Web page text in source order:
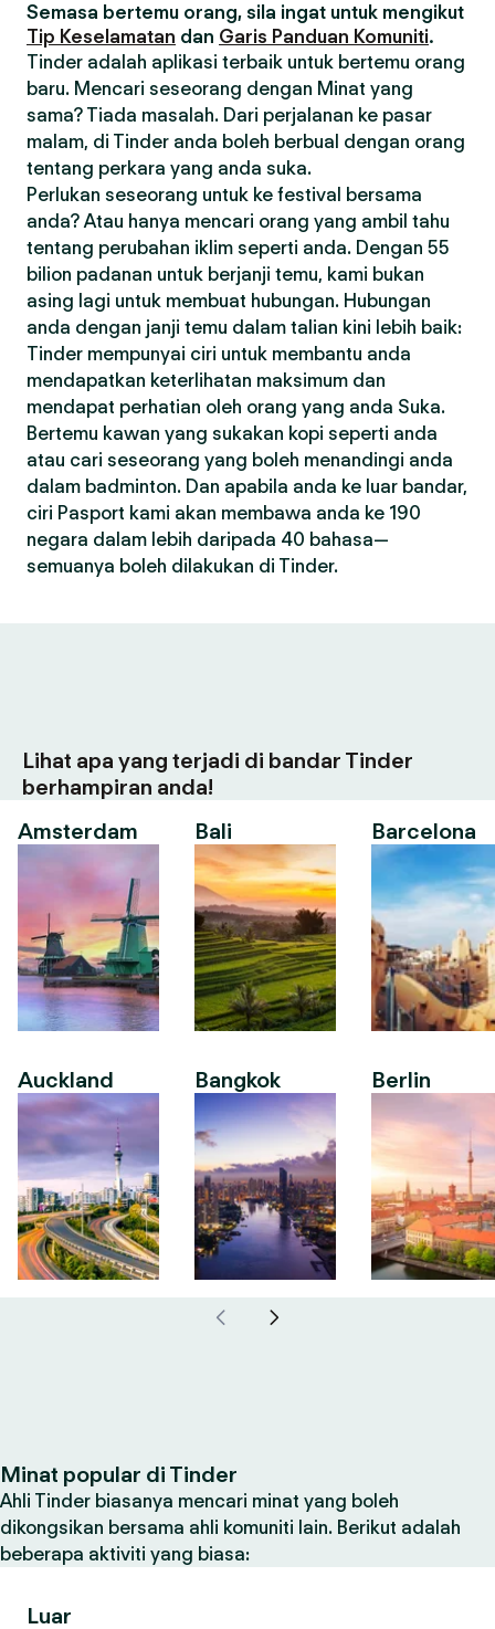
Semasa bertemu orang, sila ingat untuk mengikut
Tip Keselamatan dan Garis Panduan Komuniti.
Tinder adalah aplikasi terbaik untuk bertemu orang
baru. Mencari seseorang dengan Minat yang
sama? Tiada masalah. Dari perjalanan ke pasar
malam, di Tinder anda boleh berbual dengan orang
tentang perkara yang anda suka.
Perlukan seseorang untuk ke festival bersama
anda? Atau hanya mencari orang yang ambil tahu
tentang perubahan iklim seperti anda. Dengan 55
bilion padanan untuk berjanji temu, kami bukan
asing lagi untuk membuat hubungan. Hubungan
anda dengan janji temu dalam talian kini lebih baik:
Tinder mempunyai ciri untuk membantu anda
mendapatkan keterlihatan maksimum dan
mendapat perhatian oleh orang yang anda Suka.
Bertemu kawan yang sukakan kopi seperti anda
atau cari seseorang yang boleh menandingi anda
dalam badminton. Dan apabila anda ke luar bandar,
ciri Pasport kami akan membawa anda ke 190
negara dalam lebih daripada 40 bahasa—
semuanya boleh dilakukan di Tinder.
Lihat apa yang terjadi di bandar Tinder
berhampiran anda!
Amsterdam
Auckland
Bali
Bangkok
Barcelona
Berlin
Minat popular di Tinder
Ahli Tinder biasanya mencari minat yang boleh
dikongsikan bersama ahli komuniti lain. Berikut adalah
beberapa aktiviti yang biasa:
Luar